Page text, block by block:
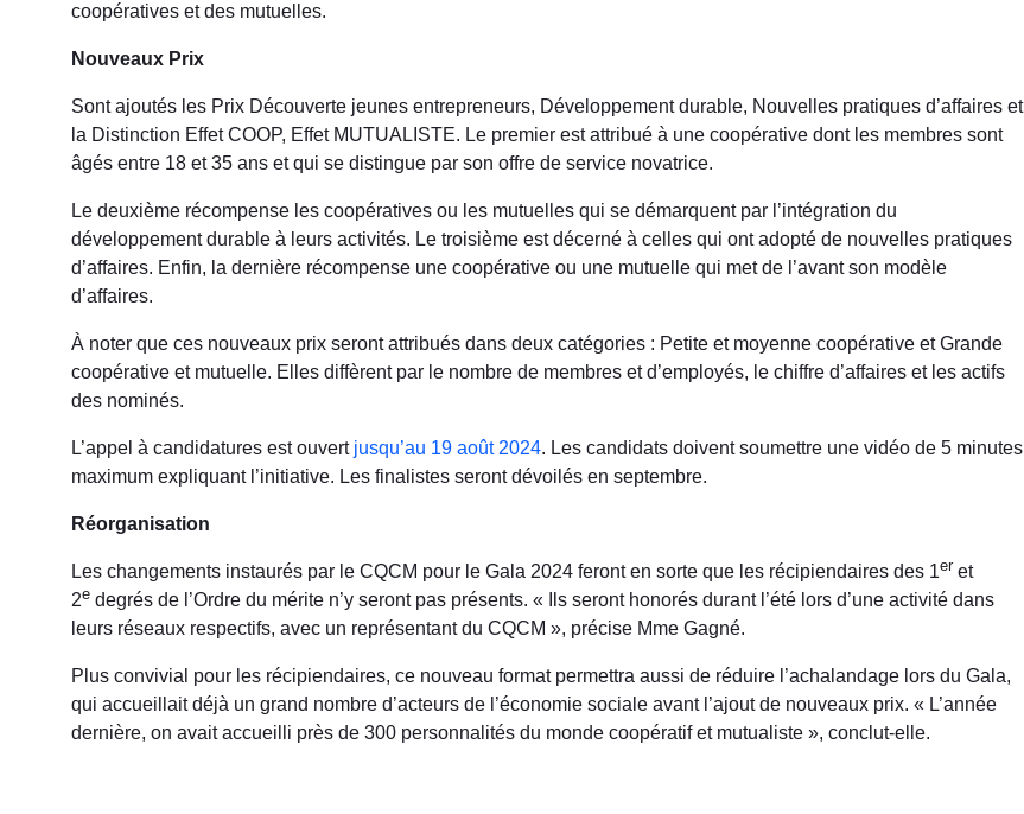
coopératives et des mutuelles.
Nouveaux Prix
Sont ajoutés les Prix Découverte jeunes entrepreneurs, Développement durable, Nouvelles pratiques d’affaires et
la Distinction Effet COOP, Effet MUTUALISTE. Le premier est attribué à une coopérative dont les membres sont
âgés entre 18 et 35 ans et qui se distingue par son offre de service novatrice.
Le deuxième récompense les coopératives ou les mutuelles qui se démarquent par l’intégration du
développement durable à leurs activités. Le troisième est décerné à celles qui ont adopté de nouvelles pratiques
d’affaires. Enfin, la dernière récompense une coopérative ou une mutuelle qui met de l’avant son modèle
d’affaires.
À noter que ces nouveaux prix seront attribués dans deux catégories : Petite et moyenne coopérative et Grande
coopérative et mutuelle. Elles diffèrent par le nombre de membres et d’employés, le chiffre d’affaires et les actifs
des nominés.
L’appel à candidatures est ouvert jusqu’au 19 août 2024. Les candidats doivent soumettre une vidéo de 5 minutes
maximum expliquant l’initiative. Les finalistes seront dévoilés en septembre.
Réorganisation
Les changements instaurés par le CQCM pour le Gala 2024 feront en sorte que les récipiendaires des 1er et
2e degrés de l’Ordre du mérite n’y seront pas présents. « Ils seront honorés durant l’été lors d’une activité dans
leurs réseaux respectifs, avec un représentant du CQCM », précise Mme Gagné.
Plus convivial pour les récipiendaires, ce nouveau format permettra aussi de réduire l’achalandage lors du Gala,
qui accueillait déjà un grand nombre d’acteurs de l’économie sociale avant l’ajout de nouveaux prix. « L’année
dernière, on avait accueilli près de 300 personnalités du monde coopératif et mutualiste », conclut-elle.